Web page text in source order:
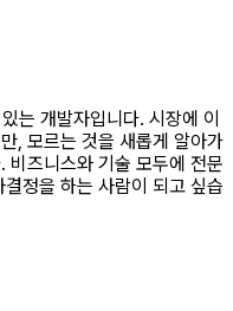
는 개발자입니다. 시장에 이
, 모르는 것을 새롭게 알아가
비즈니스와 기술 모두에 전문
정을 하는 사람이 되고 싶습